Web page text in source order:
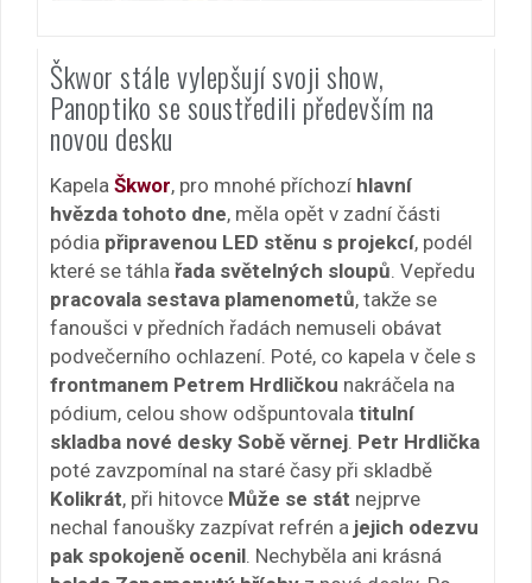
Škwor stále vylepšují svoji show,
Panoptiko se soustředili především na
novou desku
Kapela Škwor, pro mnohé příchozí hlavní
hvězda tohoto dne, měla opět v zadní části
pódia připravenou LED stěnu s projekcí, podél
které se táhla řada světelných sloupů . Vepředu
pracovala sestava plamenometů, takže se
fanoušci v předních řadách nemuseli obávat
podvečerního ochlazení. Poté, co kapela v čele s
frontmanem Petrem Hrdličkou nakráčela na
pódium, celou show odšpuntovala titulní
skladba nové desky Sobě věrnej Petr Hrdlička
poté zavzpomínal na staré časy při skladbě
Kolikrát, při hitovce Může se stát nejprve
nechal fanoušky zazpívat refrén a jejich odezvu
pak spokojeně ocenil . Nechyběla ani krásná